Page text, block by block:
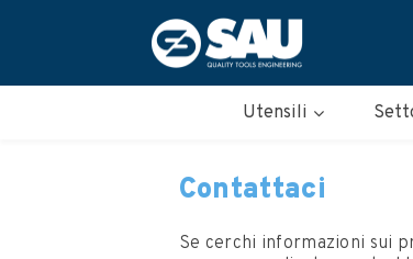
Utensili
Contattaci
Se cerchi informazioni sui